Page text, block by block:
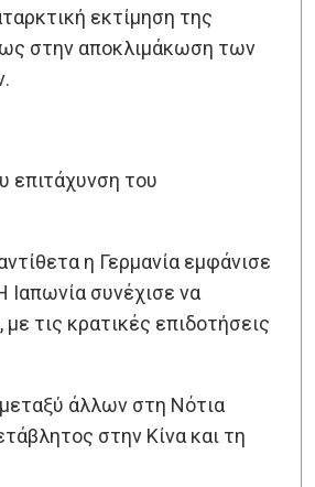
εκτίμηση της
στην αποκλιμάκωση των
επιτάχυνση του
η Γερμανία εμφάνισε
συνέχισε να
τις κρατικές επιδοτήσεις
άλλων στη Νότια
στην Κίνα και τη